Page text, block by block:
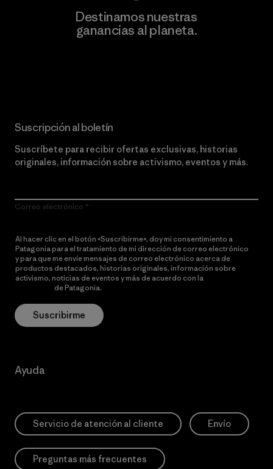
Destinamos nuestras
ganancias al planeta.
Suscripción al boletín
Suscríbete para recibir ofertas exclusivas, historias
originales, información sobre activismo, eventos y más.
Correo electrónico
Al hacer clic en el botón «Suscribirme», doy mi consentimiento a
Patagonia para el tratamiento de mi dirección de correo electrónico
y para que me envíe mensajes de correo electrónico acerca de
productos destacados, historias originales, información sobre
activismo, noticias de eventos y más de acuerdo con la
de Patagonia.
Suscribirme
Ayuda
Servicio de atención al cliente Envío
Preguntas más frecuentes